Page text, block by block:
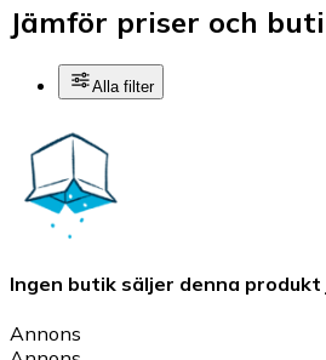
Jämför priser och
Alla filter
Ingen butik säljer denna produkt
Annons